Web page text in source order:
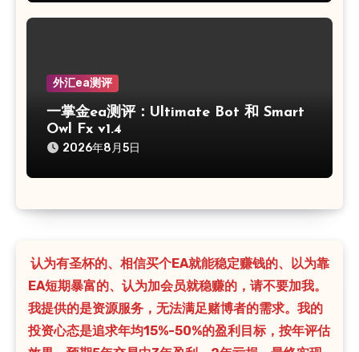
外汇ea测评
一掌金ea测评：Ultimate Bot 和 Smart
Owl Fx v1.4
2026年8月5日
认为有圣杯的、相信买个EA就能稳定赚钱的、以为靠
EA短期暴富的、认为加会员就稳赚的，请不要加我。
我提供的是资源服务，无法满足赌博者的需求。我的
投资心态是追求年均15%-50%的盈利目标，按年评估